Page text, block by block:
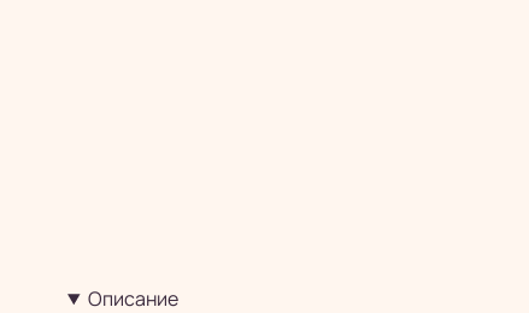
Описание